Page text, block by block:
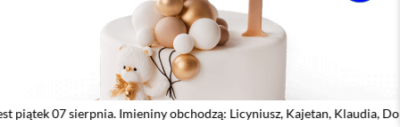
Imieniny obchodzą: Licyniusz, Kajetan, Klaudia, Dobiemir, Dorota,